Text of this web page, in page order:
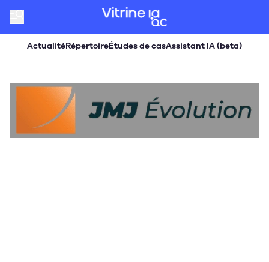
ActualitéRépertoireÉtudes de casAssistant IA (beta)